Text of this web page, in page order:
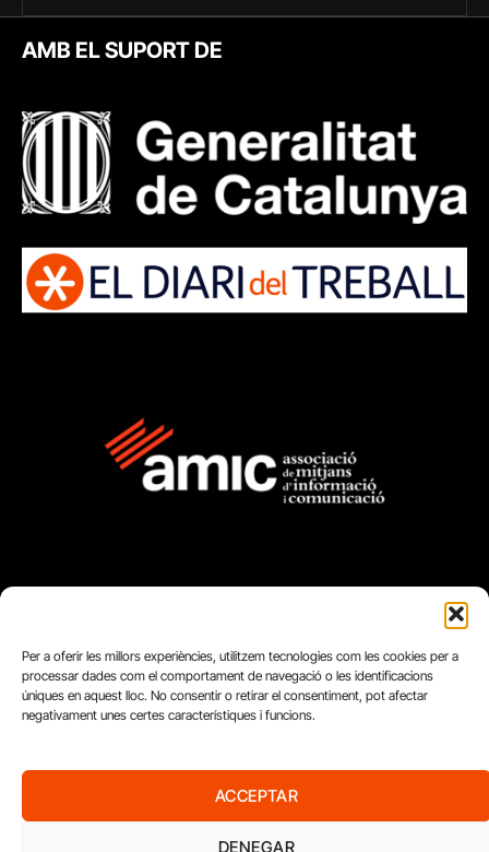
Per a oferir les millors experiències, utilitzem tecnologies com les cookies per a
processar dades com el comportament de navegació o les identificacions
úniques en aquest lloc. No consentir o retirar el consentiment, pot afectar
negativament unes certes característiques i funcions.
ACCEPTAR
DENEGAR
AMB EL SUPORT DE
FUNDACIÓ
PERIODISME
PLURAL